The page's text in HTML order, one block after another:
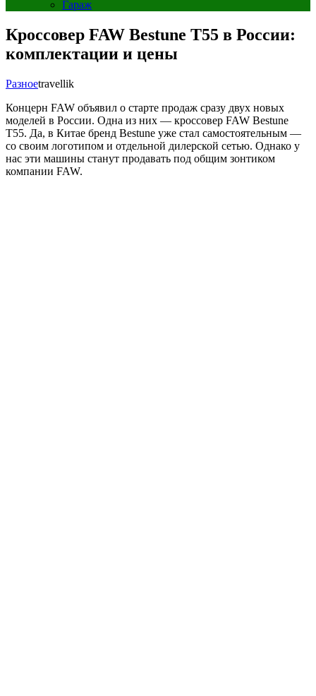
Гараж
Кроссовер FAW Bestune T55 в России:
комплектации и цены
Разноеtravellik
Концерн FAW объявил о старте продаж сразу двух новых
моделей в России. Одна из них — кроссовер FAW Bestune
T55. Да, в Китае бренд Bestune уже стал самостоятельным —
со своим логотипом и отдельной дилерской сетью. Однако у
нас эти машины станут продавать под общим зонтиком
компании FAW.